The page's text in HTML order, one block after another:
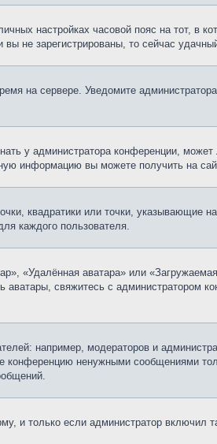
настройках часовой пояс на тот, в
не зарегистрированы, то сейчас
на сервере. Уведомите
у администратора конференции, может
информацию вы можете получить на
квадратики или точки, указывающие
каждого пользователя.
«Удалённая аватара» или
аватары, свяжитесь с администратором
например, модераторов и
конференцию ненужными сообщениями
и только если администратор включил